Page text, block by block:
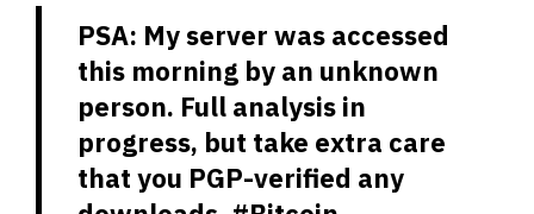
PSA: My server was accessed
this morning by an unknown
person. Full analysis in
progress, but take extra care
that you PGP-verified any